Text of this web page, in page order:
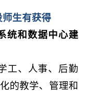
师生有获得
统和数据中心建
工、人事、后勤
的教学、管理和